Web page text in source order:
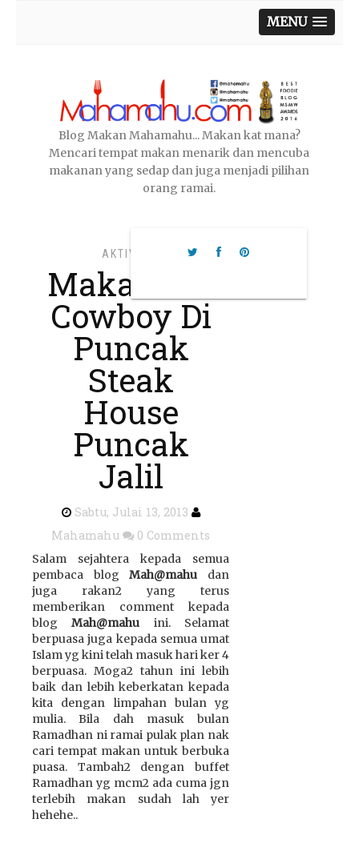
MENU
Blog Makan Mahamahu... Makan kat mana?
Mencari tempat makan menarik dan mencuba
makanan yang sedap dan juga menjadi pilihan
orang ramai.
AKTIVITI
Makan Ala
Cowboy Di
Puncak
Steak
House
Puncak
Jalil
Sabtu, Julai 13, 2013
Mahamahu
0 Comments
Salam sejahtera kepada semua
pembaca blogMah@mahu dan
juga rakan2 yang terus
memberikan comment kepada
blogMah@mahu ini. Selamat
berpuasa juga kepada semua umat
Islam yg kini telah masuk hari ker 4
berpuasa. Moga2 tahun ini lebih
baik dan lebih keberkatan kepada
kita dengan limpahan bulan yg
mulia. Bila dah masuk bulan
Ramadhan ni ramai pulak plan nak
cari tempat makan untuk berbuka
puasa. Tambah2 dengan buffet
Ramadhan yg mcm2 ada cuma jgn
terlebih makan sudah lah yer
hehehe..